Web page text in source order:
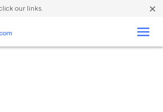
our links. ×